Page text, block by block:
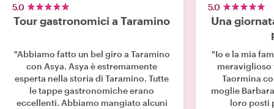
5.0
Tour gastronomici a Taramino
"Abbiamo fatto un bel giro a Taramino
con Asya. Asya è estremamente
esperta nella storia di Taramino. Tutte
le tappe gastronomiche erano
eccellenti. Abbiamo mangiato alcuni
5.0
Una
"Io e la mia
meraviglioso
Taormina
moglie
loro posti